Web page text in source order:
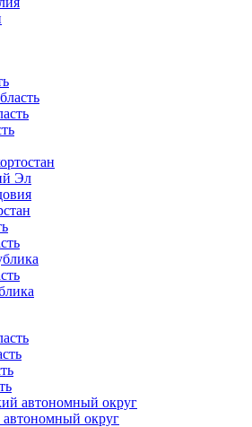
Эл
автономный округ
округ